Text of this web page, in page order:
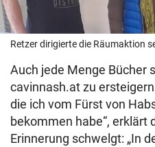
Retzer dirigierte die Räumaktion
Auch jede Menge Bücher
cavinnash.at zu
die ich vom Fürst von
bekommen habe“, erklärt
Erinnerung schwelgt: „In